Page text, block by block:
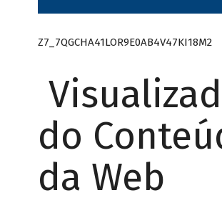
Z7_7QGCHA41LOR9E0AB4V47KI18M2
do
da Web